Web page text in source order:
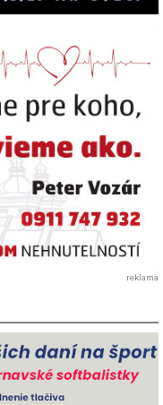
reklama